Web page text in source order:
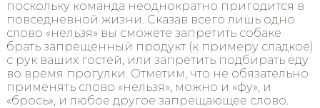
поскольку команда неоднократно пригодится в
повседневной жизни. Сказав всего лишь одно
слово «нельзя» вы сможете запретить собаке
брать запрещенный продукт (к примеру сладкое)
с рук ваших гостей, или запретить подбирать еду
во время прогулки. Отметим, что не обязательно
применять слово «нельзя», можно и «фу», и
«брось», и любое другое запрещающее слово.